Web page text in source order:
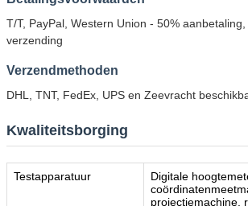
T/T, PayPal, Western Union - 50%
verzending
Verzendmethoden
DHL, TNT, FedEx, UPS en Zeevracht
Kwaliteitsborging
Testapparatuur
Digitale
projectiemachine,